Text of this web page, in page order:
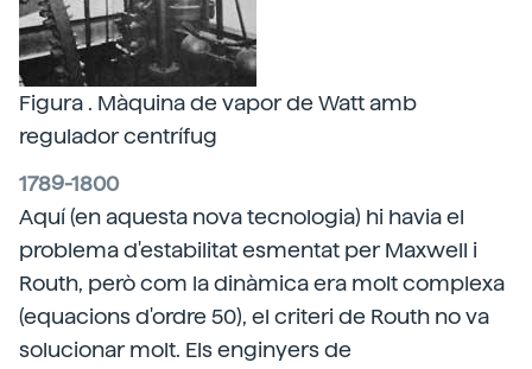
Figura . Màquina de vapor de Watt amb
regulador centrífug
1789-1800
Aquí (en aquesta nova tecnologia) hi havia el
problema d'estabilitat esmentat per Maxwell i
Routh, però com la dinàmica era molt complexa
(equacions d'ordre 50), el criteri de Routh no va
solucionar molt. Els enginyers de